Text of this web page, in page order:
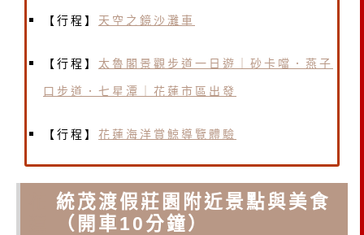
【行程】 天空之鏡沙灘車
【行程】 太魯閣景觀步道一日遊｜砂卡噹．燕子
口步道．七星潭｜花蓮市區出發
【行程】 花蓮海洋賞鯨導覽體驗
統茂渡假莊園附近景點與美食
（開車10分鐘）